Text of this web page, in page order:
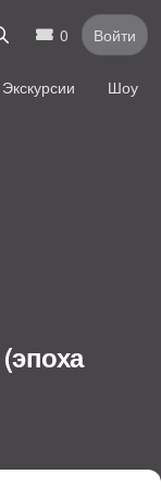
0 Войти
Экскурсии Шоу